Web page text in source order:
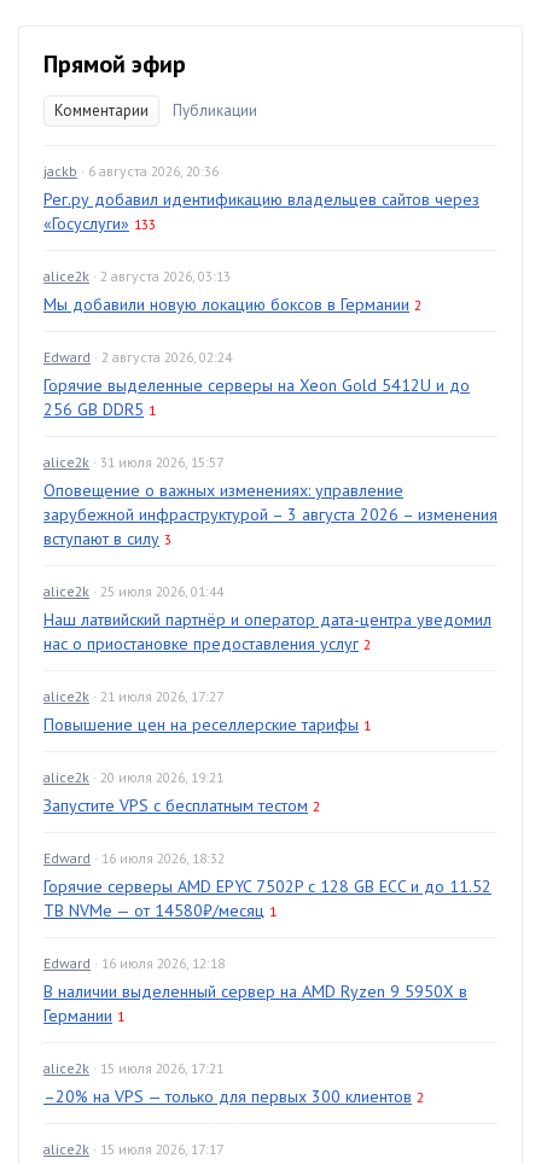
Прямой эфир
Комментарии Публикации
jackb · 6 августа 2026, 20:36
Рег.ру добавил идентификацию владельцев сайтов через
«Госуслуги» 133
alice2k · 2 августа 2026, 03:13
Мы добавили новую локацию боксов в Германии 2
Edward · 2 августа 2026, 02:24
Горячие выделенные серверы на Xeon Gold 5412U и до
256 GB DDR5 1
alice2k · 31 июля 2026, 15:57
Оповещение о важных изменениях: управление
зарубежной инфраструктурой – 3 августа 2026 – изменения
вступают в силу 3
alice2k · 25 июля 2026, 01:44
Наш латвийский партнёр и оператор дата-центра уведомил
нас о приостановке предоставления услуг 2
alice2k · 21 июля 2026, 17:27
Повышение цен на реселлерские тарифы 1
alice2k · 20 июля 2026, 19:21
Запустите VPS с бесплатным тестом 2
Edward · 16 июля 2026, 18:32
Горячие серверы AMD EPYC 7502P с 128 GB ECC и до 11.52
TB NVMe — от 14580₽/месяц 1
Edward · 16 июля 2026, 12:18
В наличии выделенный сервер на AMD Ryzen 9 5950X в
Германии 1
alice2k · 15 июля 2026, 17:21
–20% на VPS — только для первых 300 клиентов 2
alice2k · 15 июля 2026, 17:17